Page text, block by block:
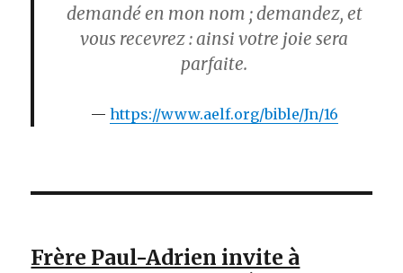
demandé en mon nom ; demandez, et
vous recevrez : ainsi votre joie sera
parfaite.
https://www.aelf.org/bible/Jn/16
Frère Paul-Adrien invite à